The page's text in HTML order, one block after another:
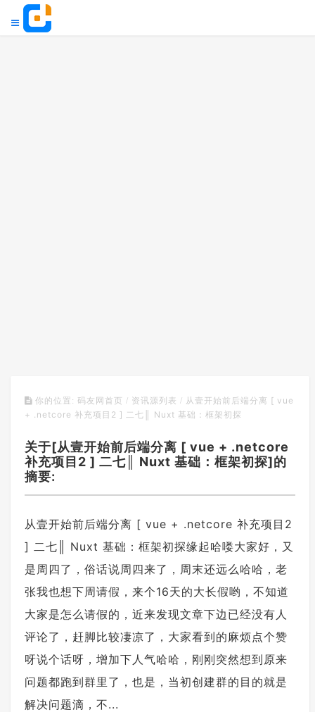
你的位置: 码友网首页 / 资讯源列表 / 从壹开始前后端分离 [ vue
+ .netcore 补充项目2 ] 二七║ Nuxt 基础：框架初探
关于[从壹开始前后端分离 [ vue + .netcore
补充项目2 ] 二七║ Nuxt 基础：框架初探]的
摘要:
从壹开始前后端分离 [ vue + .netcore 补充项目2
] 二七║ Nuxt 基础：框架初探缘起哈喽大家好，又
是周四了，俗话说周四来了，周末还远么哈哈，老
张我也想下周请假，来个16天的大长假哟，不知道
大家是怎么请假的，近来发现文章下边已经没有人
评论了，赶脚比较凄凉了，大家看到的麻烦点个赞
呀说个话呀，增加下人气哈哈，刚刚突然想到原来
问题都跑到群里了，也是，当初创建群的目的就是
解决问题滴，不...